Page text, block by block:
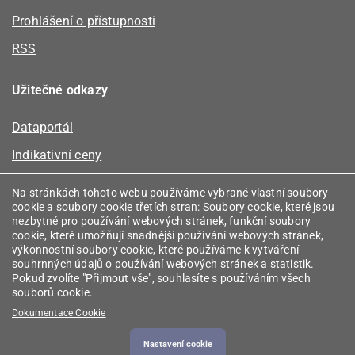
Prohlášení o přístupnosti
RSS
Užitečné odkazy
Dataportál
Indikativní ceny
Registr energetických společenství
Registr zprostředkovatelů
Srovnávače
Vyhledávač licencí
Na stránkách tohoto webu používáme vybrané vlastní soubory
cookie a soubory cookie třetích stran: Soubory cookie, které jsou
nezbytné pro používání webových stránek, funkční soubory
cookie, které umožňují snadnější používání webových stránek,
výkonnostní soubory cookie, které používáme k vytváření
souhrnných údajů o používání webových stránek a statistik.
Pokud zvolíte "Přijmout vše", souhlasíte s používáním všech
souborů cookie.
Dokumentace Cookie
Nastavení cookie